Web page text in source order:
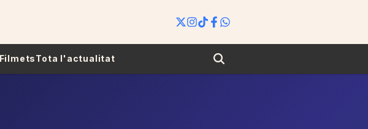
FilmetsTota l'actualitat Search